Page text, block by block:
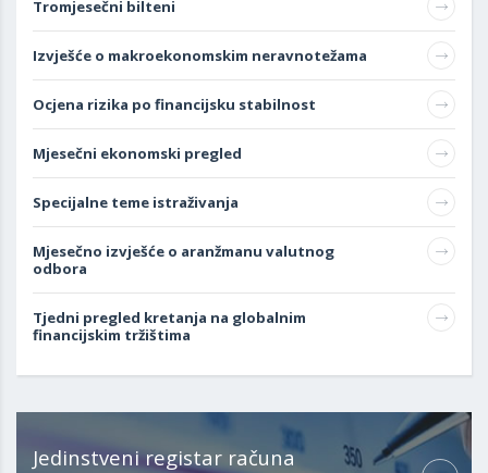
Tromjesečni bilteni
Izvješće o makroekonomskim neravnotežama
Ocjena rizika po financijsku stabilnost
Mjesečni ekonomski pregled
Specijalne teme istraživanja
Mjesečno izvješće o aranžmanu valutnog
odbora
Tjedni pregled kretanja na globalnim
financijskim tržištima
Jedinstveni registar računa